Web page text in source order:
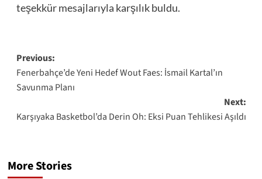
teşekkür mesajlarıyla karşılık buldu.
Post
navigation
Previous:
Fenerbahçe’de Yeni Hedef Wout Faes: İsmail Kartal’ın
Savunma Planı
Next:
Karşıyaka Basketbol’da Derin Oh: Eksi Puan Tehlikesi Aşıldı
More Stories